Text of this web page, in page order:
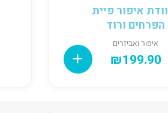
איפור פיית
הפרחים ורוד
איפור ואביזרים
₪199.90